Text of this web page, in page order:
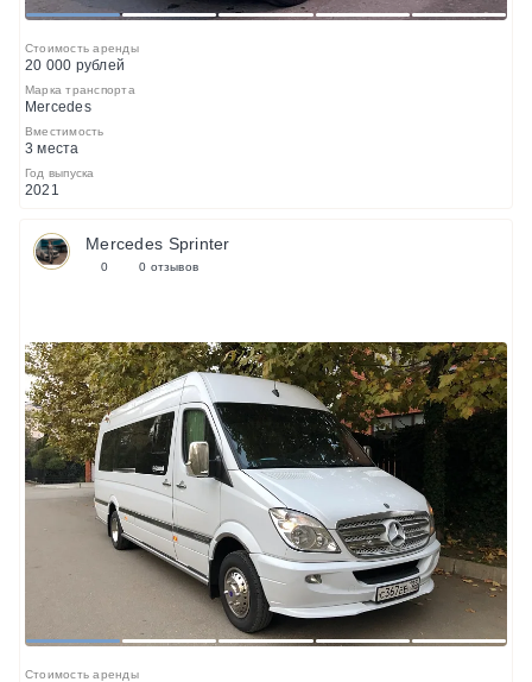
1 2 3 4 5
Стоимость аренды
20 000 рублей
Марка транспорта
Mercedes
Вместимость
3 места
Год выпуска
2021
Mercedes Sprinter
0 0 отзывов
1 2 3 4 5
Стоимость аренды